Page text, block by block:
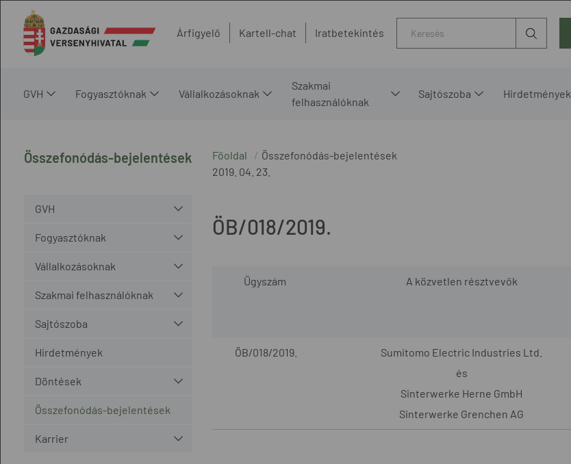
Árfigyelő Kartell-chat Iratbetekintés
GVH Fogyasztóknak Vállalkozásoknak
Szakmai
felhasználóknak
Sajtószoba Hirdetmények
Összefonódás-bejelentések
GVH
Fogyasztóknak
Vállalkozásoknak
Szakmai felhasználóknak
Sajtószoba
Hirdetmények
Döntések
Összefonódás-bejelentések
Karrier
Főoldal
Összefonódás-bejelentések
2019. 04. 23.
ÖB/018/2019.
Ügyszám A közvetlen résztvevők
ÖB/018/2019.
Sumitomo Electric Industries Ltd.
és
Sinterwerke Herne GmbH
Sinterwerke Grenchen AG